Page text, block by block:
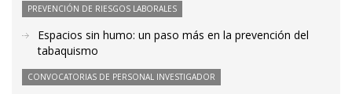
PREVENCIÓN DE RIESGOS LABORALES
Espacios sin humo: un paso más en la prevención del
tabaquismo
CONVOCATORIAS DE PERSONAL INVESTIGADOR